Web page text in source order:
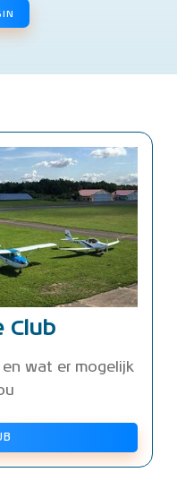
Club
en wat er mogelijk